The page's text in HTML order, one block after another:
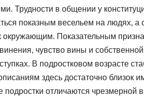
Трудности в общении у
показным весельем на людях, а
окружающим. Показательным
чувство вины и
В подростковом возрасте
здесь достаточно близок
отличаются чрезмерной